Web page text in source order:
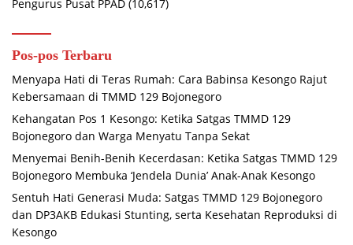
Pengurus Pusat PPAD (10,617)
Pos-pos Terbaru
Menyapa Hati di Teras Rumah: Cara Babinsa Kesongo Rajut
Kebersamaan di TMMD 129 Bojonegoro
Kehangatan Pos 1 Kesongo: Ketika Satgas TMMD 129
Bojonegoro dan Warga Menyatu Tanpa Sekat
Menyemai Benih-Benih Kecerdasan: Ketika Satgas TMMD 129
Bojonegoro Membuka ‘Jendela Dunia’ Anak-Anak Kesongo
Sentuh Hati Generasi Muda: Satgas TMMD 129 Bojonegoro
dan DP3AKB Edukasi Stunting, serta Kesehatan Reproduksi di
Kesongo